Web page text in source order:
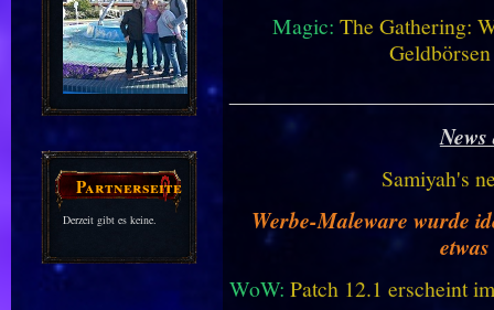
Partnerseiten
Derzeit gibt es keine.
Magic: The Gathering:
Samiyah's
Werbe-Maleware wurde
WoW: Patch 12.1 erscheint